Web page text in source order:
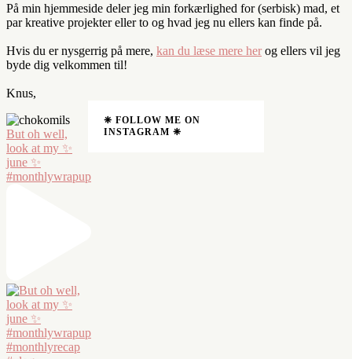
På min hjemmeside deler jeg min forkærlighed for (serbisk) mad, et
par kreative projekter eller to og hvad jeg nu ellers kan finde på.
Hvis du er nysgerrig på mere, kan du læse mere her og ellers vil jeg
byde dig velkommen til!
Knus,
❈ FOLLOW ME ON
INSTAGRAM ❈
But oh well,
look at my ✨
june ✨
#monthlywrapup